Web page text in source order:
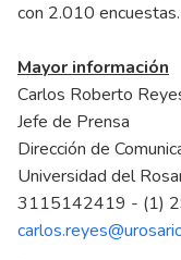
con 2.010 encuestas.
Mayor información
Carlos Roberto
Jefe de Prensa
Dirección de
Universidad del
3115142419 - (1)